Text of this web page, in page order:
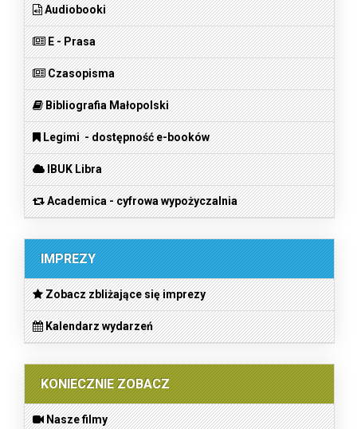
Audiobooki
E - Prasa
Czasopisma
Bibliografia Małopolski
Legimi - dostępność e-booków
IBUK Libra
Academica - cyfrowa wypożyczalnia
IMPREZY
Zobacz zbliżające się imprezy
Kalendarz wydarzeń
KONIECZNIE ZOBACZ
Nasze filmy